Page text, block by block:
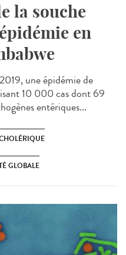
la souche
en
une épidémie de
10 000 cas dont 69
entériques...
GLOBALE